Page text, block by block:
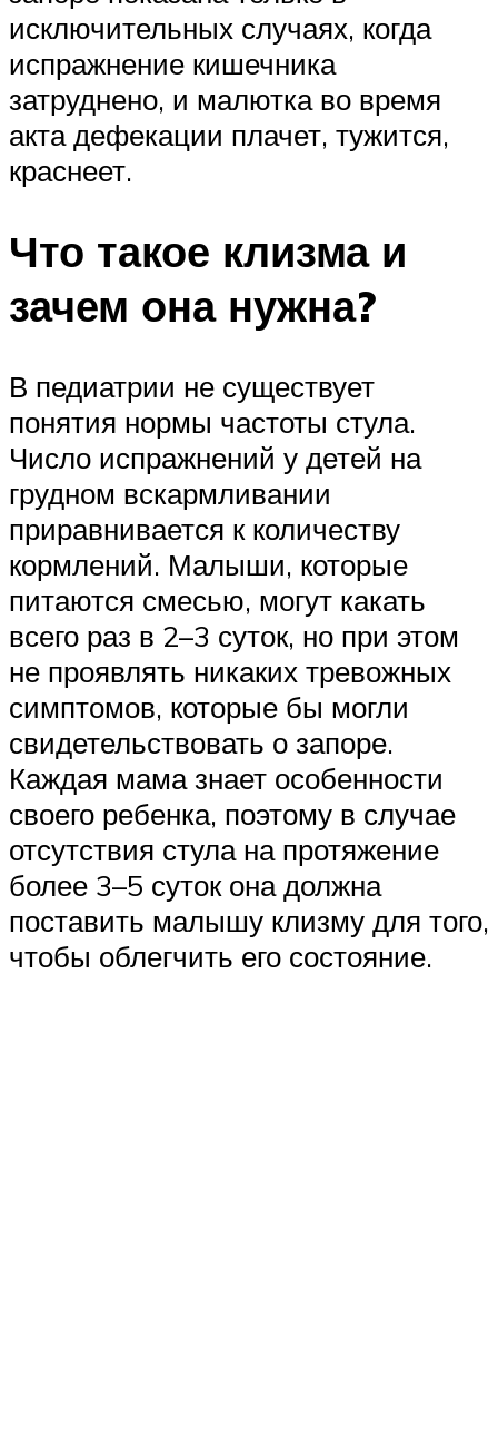
исключительных случаях, когда
испражнение кишечника
затруднено, и малютка во время
акта дефекации плачет, тужится,
краснеет.
Что такое клизма и
зачем она нужна?
В педиатрии не существует
понятия нормы частоты стула.
Число испражнений у детей на
грудном вскармливании
приравнивается к количеству
кормлений. Малыши, которые
питаются смесью, могут какать
всего раз в 2–3 суток, но при этом
не проявлять никаких тревожных
симптомов, которые бы могли
свидетельствовать о запоре.
Каждая мама знает особенности
своего ребенка, поэтому в случае
отсутствия стула на протяжение
более 3–5 суток она должна
поставить малышу клизму для того,
чтобы облегчить его состояние.